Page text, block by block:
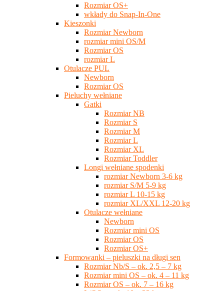
Rozmiar OS+
wkłady do Snap-In-One
Kieszonki
Rozmiar Newborn
rozmiar mini OS/M
Rozmiar OS
rozmiar L
Otulacze PUL
Newborn
Rozmiar OS
Pieluchy wełniane
Gatki
Rozmiar NB
Rozmiar S
Rozmiar M
Rozmiar L
Rozmiar XL
Rozmiar Toddler
Longi wełniane spodenki
rozmiar Newborn 3-6 kg
rozmiar S/M 5-9 kg
rozmiar L 10-15 kg
rozmiar XL/XXL 12-20 kg
Otulacze wełniane
Newborn
Rozmiar mini OS
Rozmiar OS
Rozmiar OS+
Formowanki – pieluszki na długi sen
Rozmiar Nb/S – ok. 2,5 – 7 kg
Rozmiar mini OS – ok. 4 – 11 kg
Rozmiar OS – ok. 7 – 16 kg